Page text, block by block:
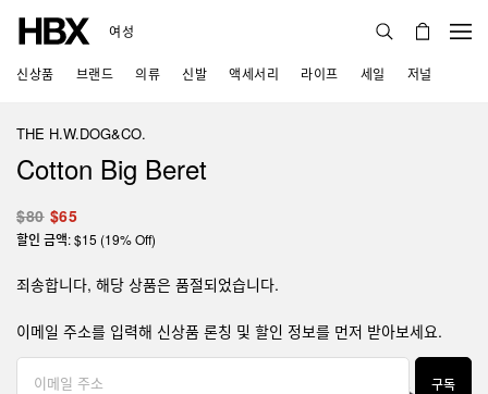
여성
신상품 브랜드 의류 신발 액세서리 라이프 세일 저널
THE H.W.DOG&CO.
Cotton Big Beret
$80 $65
할인 금액: $15 (19% Off)
죄송합니다, 해당 상품은 품절되었습니다.
이메일 주소를 입력해 신상품 론칭 및 할인 정보를 먼저 받아보세요.
구독